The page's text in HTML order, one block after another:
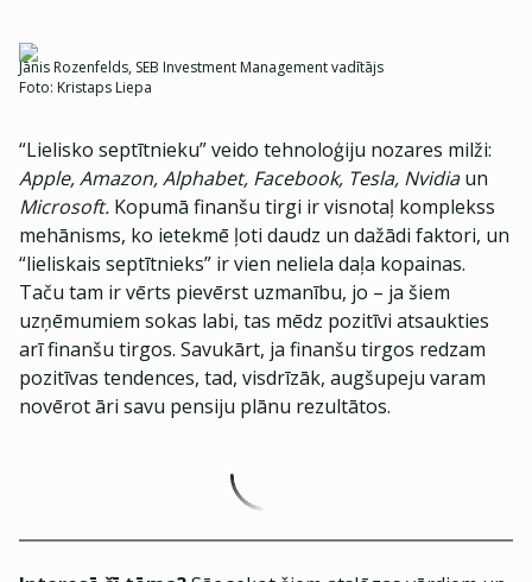
Jānis Rozenfelds, SEB Investment Management vadītājs
Foto: Kristaps Liepa
“Lielisko septītnieku” veido tehnoloģiju nozares milži:
Apple, Amazon, Alphabet, Facebook, Tesla, Nvidiaun
Microsoft. Kopumā finanšu tirgi ir visnotaļ komplekss
mehānisms, ko ietekmē ļoti daudz un dažādi faktori, un
“lieliskais septītnieks” ir vien neliela daļa kopainas.
Taču tam ir vērts pievērst uzmanību, jo – ja šiem
uzņēmumiem sokas labi, tas mēdz pozitīvi atsaukties
arī finanšu tirgos. Savukārt, ja finanšu tirgos redzam
pozitīvas tendences, tad, visdrīzāk, augšupeju varam
novērot āri savu pensiju plānu rezultātos.